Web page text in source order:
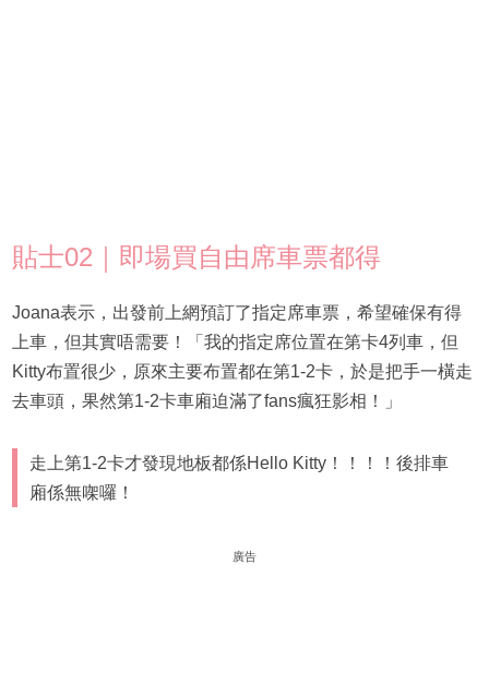
貼士02｜即場買自由席車票都得
Joana表示，出發前上網預訂了指定席車票，希望確保有得
上車，但其實唔需要！「我的指定席位置在第卡4列車，但
Kitty布置很少，原來主要布置都在第1-2卡，於是把手一橫走
去車頭，果然第1-2卡車廂迫滿了fans瘋狂影相！」
走上第1-2卡才發現地板都係Hello Kitty！！！！後排車
廂係無㗎囉！
廣告